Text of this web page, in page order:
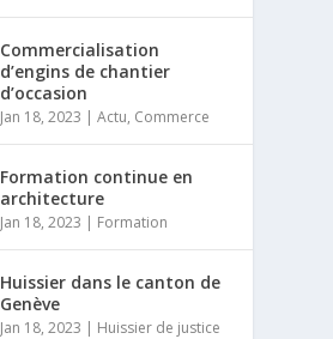
Commercialisation
d’engins de chantier
d’occasion
Jan 18, 2023 |Actu, Commerce
Formation continue en
architecture
Jan 18, 2023 | Formation
Huissier dans le canton de
Genève
Jan 18, 2023 | Huissier de justice